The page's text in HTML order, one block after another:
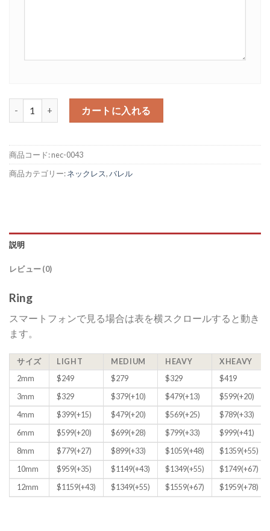
3カラー イニシャル チューブペンダントトップ 10mm フラット
カートに入れる
商品コード:nec-0043
商品カテゴリー:ネックレス,バレル
説明
レビュー (0)
Ring
スマートフォンで見る場合は表を横スクロールすると動き
ます。
サイズ LIGHT MEDIUM HEAVY
XHEAVY
2mm
$249 $279 $329
$419
3mm
$329 $379(+10) $479(+13)
$599(+20)
4mm
$399(+15) $479(+20) $569(+25)
$789(+33)
6mm
$599(+20) $699(+28) $799(+33)
$999(+41)
8mm
$779(+27) $899(+33) $1059(+48)
$1359(+55)
10mm
$959(+35) $1149(+43) $1349(+55)
$1749(+67)
12mm
$1159(+43) $1349(+55) $1559(+67) $1959(+78)